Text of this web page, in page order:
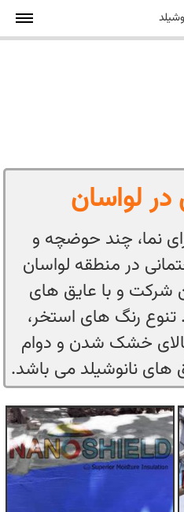
در لواسان
نما، چند حوضچه و
در منطقه لواسان
شرکت و با عایق های
تنوع رنگ های استخر،
خشک شدن و دوام
نانوشیلد می باشد.